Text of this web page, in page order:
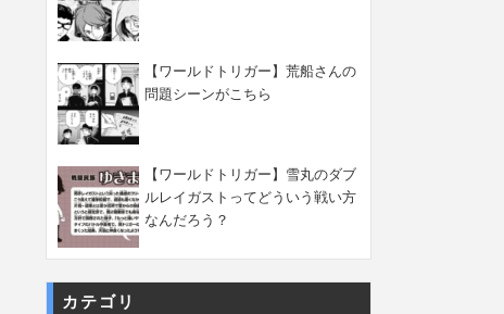
【ワールドトリガー】荒船さんの
問題シーンがこちら
【ワールドトリガー】雪丸のダブ
ルレイガストってどういう戦い方
なんだろう？
カテゴリ